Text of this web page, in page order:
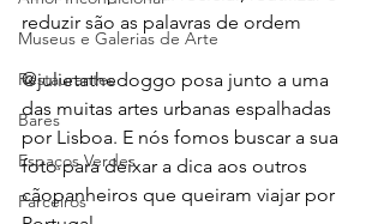
Museus e Galerias de Arte
Restaurantes
Bares
Espaços Verdes
Parceiros
reduzir são as palavras de ordem
@julietathedoggo posa junto a uma
das muitas artes urbanas espalhadas
por Lisboa. E nós fomos buscar a sua
foto para deixar a dica aos outros
cãopanheiros que queiram viajar por